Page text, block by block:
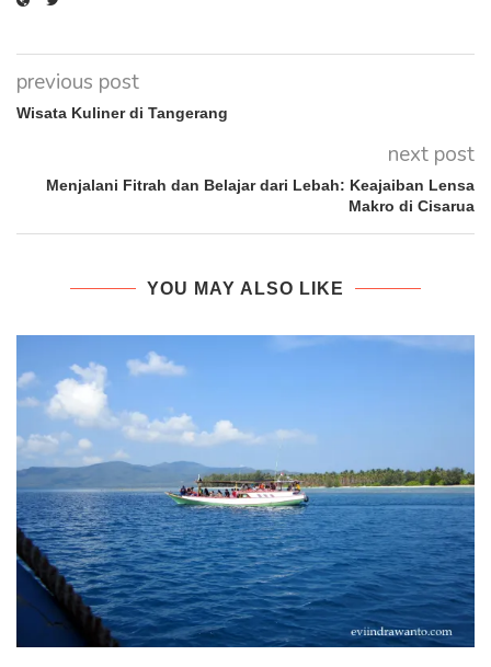
previous post
Wisata Kuliner di Tangerang
next post
Menjalani Fitrah dan Belajar dari Lebah: Keajaiban Lensa
Makro di Cisarua
YOU MAY ALSO LIKE